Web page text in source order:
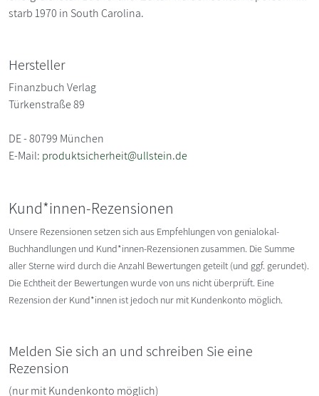
starb 1970 in South Carolina.
Hersteller
Finanzbuch Verlag
Türkenstraße 89
DE - 80799 München
E-Mail: produktsicherheit@ullstein.de
Kund*innen-Rezensionen
Unsere Rezensionen setzen sich aus Empfehlungen von genialokal-
Buchhandlungen und Kund*innen-Rezensionen zusammen. Die Summe
aller Sterne wird durch die Anzahl Bewertungen geteilt (und ggf. gerundet).
Die Echtheit der Bewertungen wurde von uns nicht überprüft. Eine
Rezension der Kund*innen ist jedoch nur mit Kundenkonto möglich.
Melden Sie sich an und schreiben Sie eine
Rezension
(nur mit Kundenkonto möglich)